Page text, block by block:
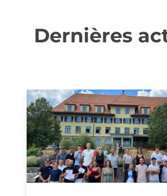
Dernières